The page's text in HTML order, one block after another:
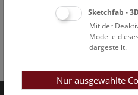
Sketchfab -
Mit der
Modelle
dargestellt.
Nur ausgewählte